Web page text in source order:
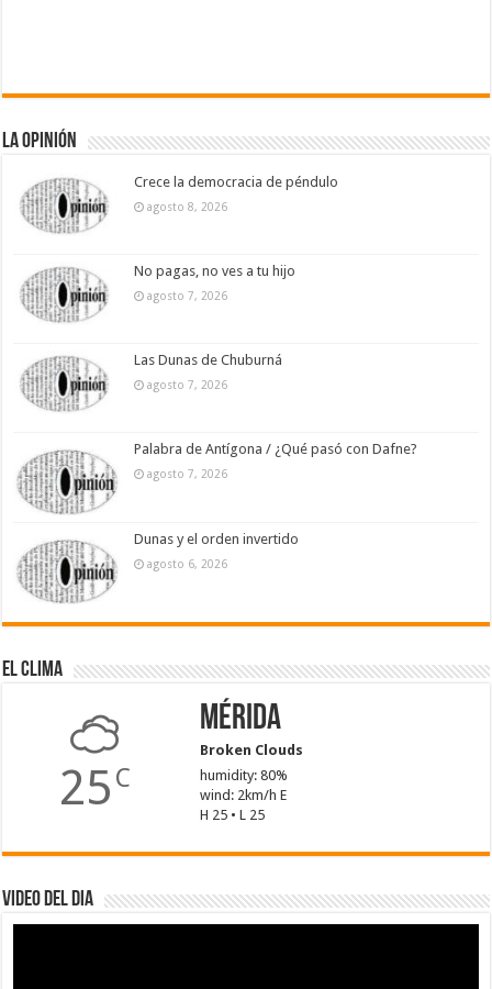
La Opinión
Crece la democracia de péndulo
agosto 8, 2026
No pagas, no ves a tu hijo
agosto 7, 2026
Las Dunas de Chuburná
agosto 7, 2026
Palabra de Antígona / ¿Qué pasó con Dafne?
agosto 7, 2026
Dunas y el orden invertido
agosto 6, 2026
El Clima
25 C
Mérida
Broken Clouds
humidity: 80%
wind: 2km/h E
H 25 • L 25
Video del dia